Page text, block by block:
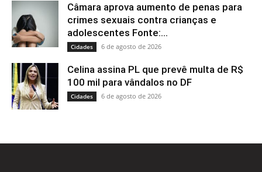
Câmara aprova aumento de penas para
crimes sexuais contra crianças e
adolescentes Fonte:...
Cidades 6 de agosto de 2026
Celina assina PL que prevê multa de R$
100 mil para vândalos no DF
Cidades 6 de agosto de 2026